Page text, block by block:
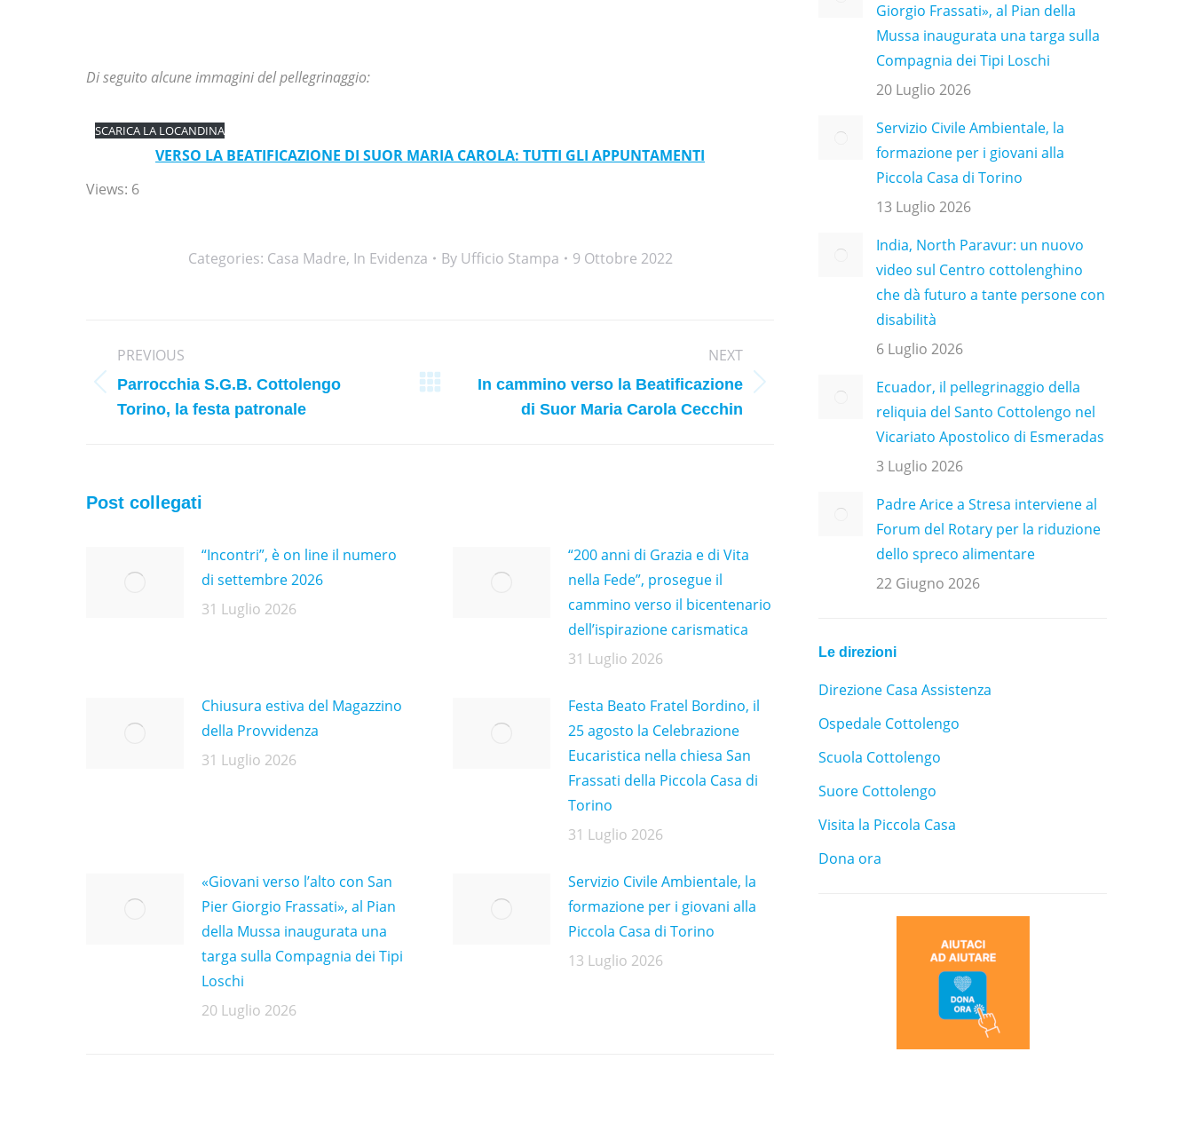
Di seguito alcune immagini del pellegrinaggio:
SCARICA LA LOCANDINA
VERSO LA BEATIFICAZIONE DI SUOR MARIA CAROLA: TUTTI GLI APPUNTAMENTI
Views: 6
Categories: Casa Madre, In Evidenza By Ufficio Stampa 9 Ottobre 2022
navigation
PREVIOUS
Previous
post:
Parrocchia S.G.B. Cottolengo
Torino, la festa patronale
NEXT
Next
In cammino verso la Beatificazione
di Suor Maria Carola Cecchin
Post collegati
“Incontri”, è on line il numero
di settembre 2026
31 Luglio 2026
“200 anni di Grazia e di Vita
nella Fede”, prosegue il
cammino verso il bicentenario
dell’ispirazione carismatica
31 Luglio 2026
Chiusura estiva del Magazzino
della Provvidenza
31 Luglio 2026
Festa Beato Fratel Bordino, il
25 agosto la Celebrazione
Eucaristica nella chiesa San
Frassati della Piccola Casa di
Torino
31 Luglio 2026
«Giovani verso l’alto con San
Pier Giorgio Frassati», al Pian
della Mussa inaugurata una
targa sulla Compagnia dei Tipi
Loschi
20 Luglio 2026
Servizio Civile Ambientale, la
formazione per i giovani alla
Piccola Casa di Torino
13 Luglio 2026
Giorgio Frassati», al Pian della
Mussa inaugurata una targa sulla
Compagnia dei Tipi Loschi
20 Luglio 2026
Servizio Civile Ambientale, la
formazione per i giovani alla
Piccola Casa di Torino
13 Luglio 2026
India, North Paravur: un nuovo
video sul Centro cottolenghino
che dà futuro a tante persone con
disabilità
6 Luglio 2026
Ecuador, il pellegrinaggio della
reliquia del Santo Cottolengo nel
Vicariato Apostolico di Esmeradas
3 Luglio 2026
Padre Arice a Stresa interviene al
Forum del Rotary per la riduzione
dello spreco alimentare
22 Giugno 2026
Le direzioni
Direzione Casa Assistenza
Ospedale Cottolengo
Scuola Cottolengo
Suore Cottolengo
Visita la Piccola Casa
Dona ora